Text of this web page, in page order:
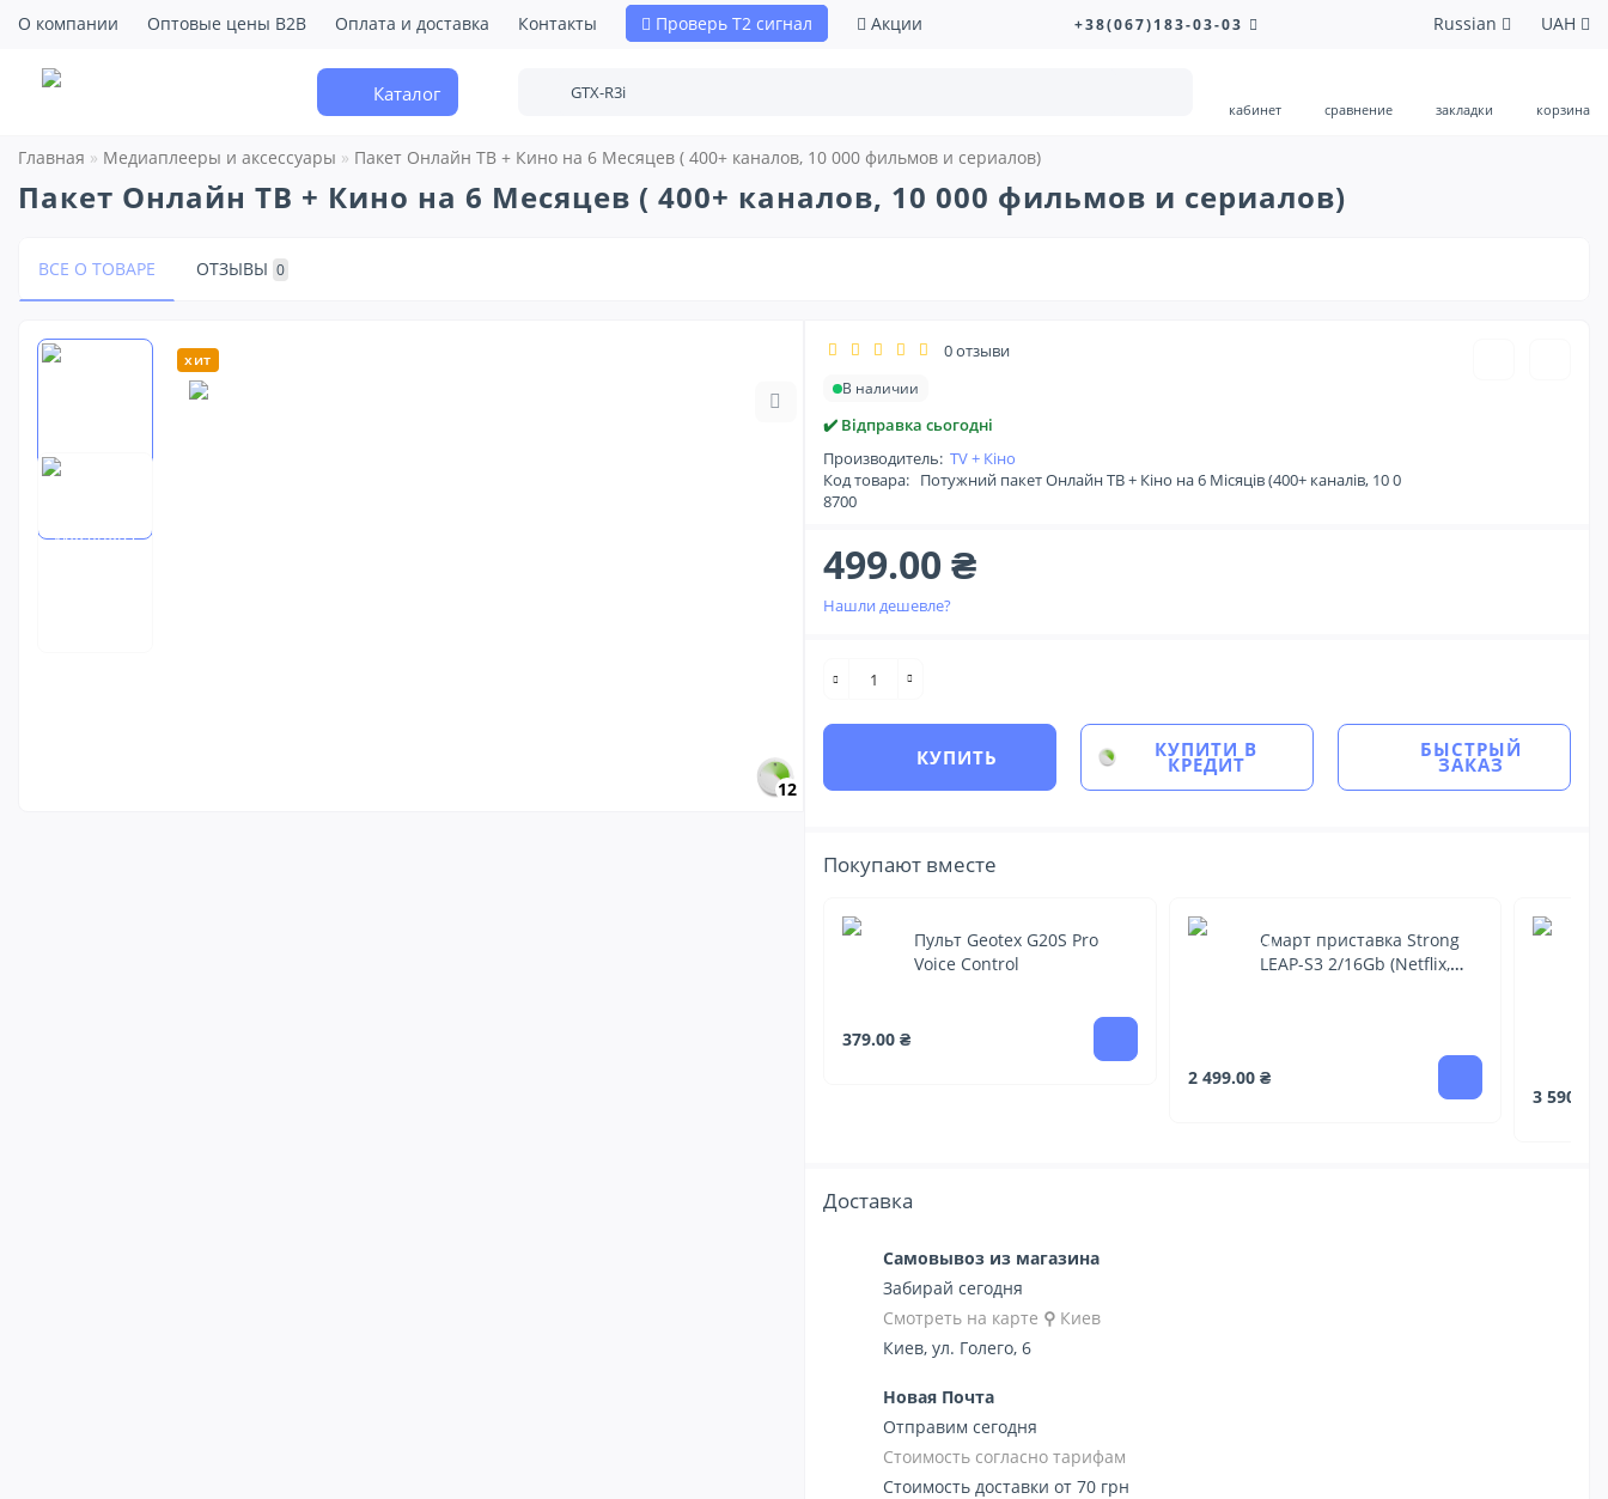
О компании Оптовые цены B2B Оплата и доставка Контакты Проверь Т2 сигнал Акции +38(067)183-03-03 UAH
Russian
Каталог
кабинет сравнение закладки корзина
Главная Медиаплееры и аксессуары Пакет Онлайн ТВ + Кино на 6 Месяцев ( 400+ каналов, 10 000 фильмов и сериалов)
Пакет Онлайн ТВ + Кино на 6 Месяцев ( 400+ каналов, 10 000 фильмов и сериалов)
ВСЕ О ТОВАРЕ ОТЗЫВЫ 0
12
хит 0 отзыви
В наличии
✔️ Відправка сьогодні
Производитель: TV + Кіно
Код товара: Потужний пакет Онлайн ТВ + Кіно на 6 Місяців (400+ каналів, 10 0
8700
499.00 ₴
Нашли дешевле?
КУПИТЬ КУПИТИ В
КРЕДИТ
БЫСТРЫЙ
ЗАКАЗ
Покупают вместе
Пульт Geotex G20S Pro
Voice Control
379.00 ₴
Смарт приставка Strong
LEAP-S3 2/16Gb (Netflix,
2 499.00 ₴
3 590.00
Доставка
Самовывоз из магазина
Забирай сегодня
Смотреть на карте ⚲ Киев
Киев, ул. Голего, 6
Новая Почта
Отправим сегодня
Стоимость согласно тарифам
Стоимость доставки от 70 грн